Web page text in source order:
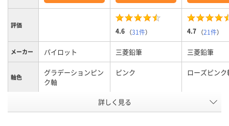
評価
4.6 （31件） 4.7 （21件）
メーカー パイロット 三菱鉛筆 三菱鉛筆
軸色
グラデーションピン
ク軸
ピンク ローズピンク
0.5mm
詳しく見る